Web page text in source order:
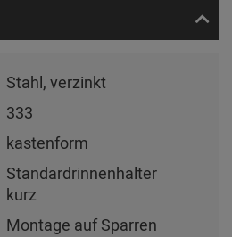
Stahl, verzinkt
333
kastenform
Standardrinnenhalter
kurz
Montage auf Sparren